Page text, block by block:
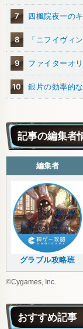
7 四楓院夜一の
8 「ニフイヴィ
9 ファイターオ
10 銀片の効率的
記事の編集者
編集者
グラブル攻略班
©Cygames, Inc.
おすすめ記事